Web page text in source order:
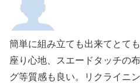
簡単に組み立ても出来てとても
座り心地、スエードタッチの
グ等質感も良い。リクライニ